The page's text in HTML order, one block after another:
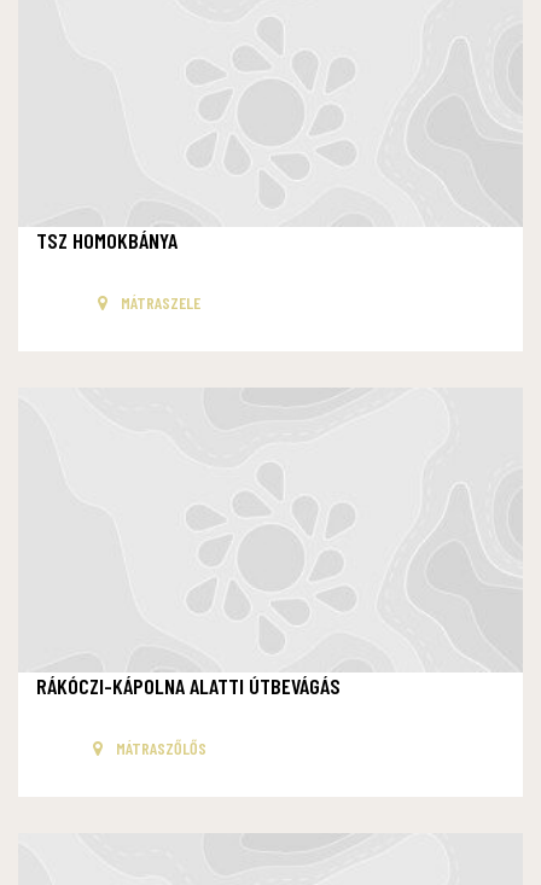
TSZ HOMOKBÁNYA
MÁTRASZELE
RÁKÓCZI-KÁPOLNA ALATTI ÚTBEVÁGÁS
MÁTRASZŐLŐS